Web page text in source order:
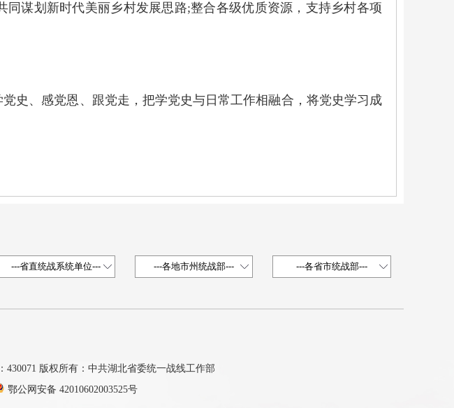
谋划新时代美丽乡村发展思路;整合各级优质资源，支持乡村各项
、感党恩、跟党走，把学党史与日常工作相融合，将党史学习成
版权所有：中共湖北省委统一战线工作部
鄂公网安备 42010602003525号